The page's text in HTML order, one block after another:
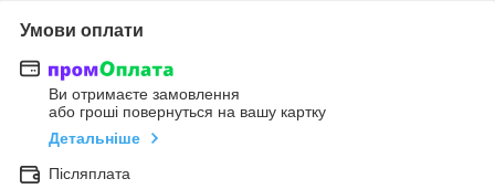
Умови оплати
Ви отримаєте замовлення
або гроші повернуться на вашу картку
Детальніше
Післяплата